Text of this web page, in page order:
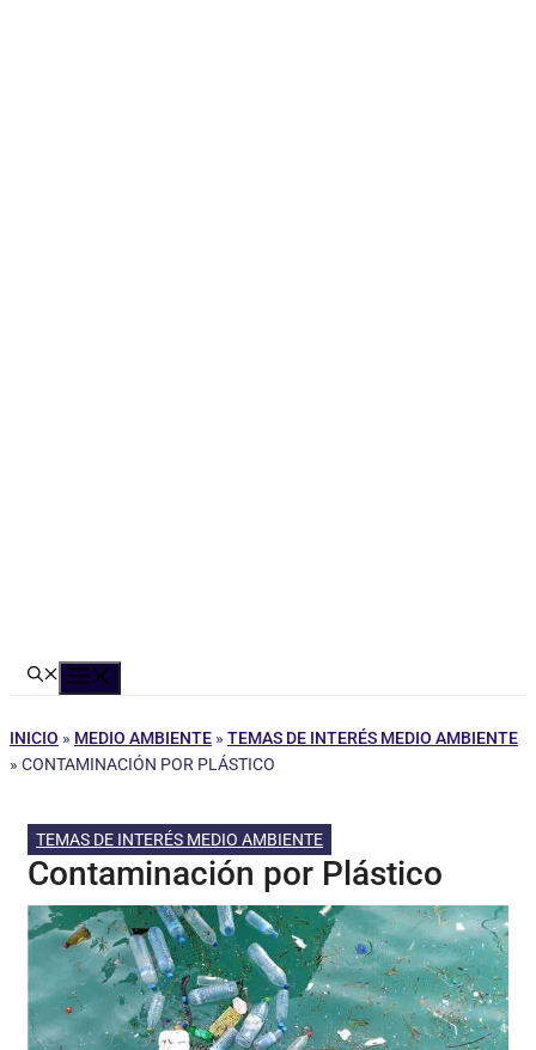
INICIO » MEDIO AMBIENTE » TEMAS DE INTERÉS MEDIO AMBIENTE
» CONTAMINACIÓN POR PLÁSTICO
TEMAS DE INTERÉS MEDIO AMBIENTE
Contaminación por Plástico